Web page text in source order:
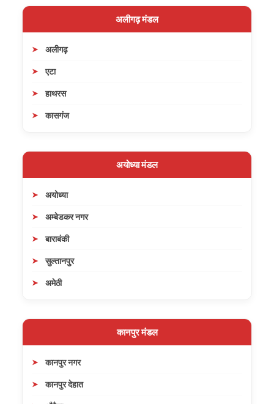
अलीगढ़ मंडल
अलीगढ़
एटा
हाथरस
कासगंज
अयोध्या मंडल
अयोध्या
अम्बेडकर नगर
बाराबंकी
सुल्तानपुर
अमेठी
कानपुर मंडल
कानपुर नगर
कानपुर देहात